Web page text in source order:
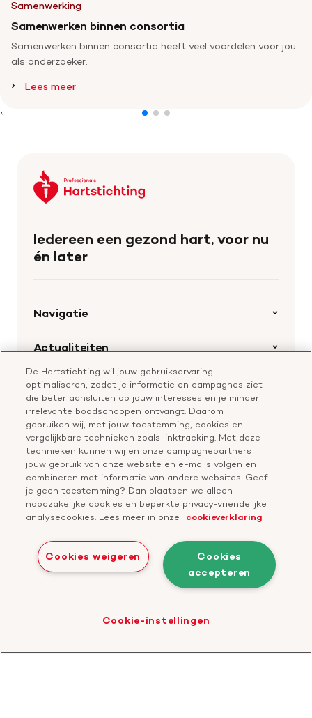
Samenwerking
Samenwerken binnen consortia
Samenwerken binnen consortia heeft veel voordelen voor jou
als onderzoeker.
Lees meer
Keer
terug
homepage
Iedereen een gezond hart, voor nu
én later
Navigatie
Samenwerking en financiering
Onze missie
Actualiteiten
Nieuws
Nieuwsbrief voor professionals
Hartstichting.nl
Publiekswebsite Hartstichting.nl
Over de Hartstichting
Jaarverslag
Contact
Contactgegevens
Doneer Cavaris
Bezoek
onze
LinkedIn
Privacyverklaring
Bezoek
De Hartstichting wil jouw gebruikservaring
optimaliseren, zodat je informatie en campagnes ziet
die beter aansluiten op jouw interesses en je minder
irrelevante boodschappen ontvangt. Daarom
gebruiken wij, met jouw toestemming, cookies en
vergelijkbare technieken zoals linktracking. Met deze
technieken kunnen wij en onze campagnepartners
jouw gebruik van onze website en e-mails volgen en
combineren met informatie van andere websites. Geef
je geen toestemming? Dan plaatsen we alleen
noodzakelijke cookies en beperkte privacy-vriendelijke
analysecookies. Lees meer in onze
cookieverklaring
Cookies
accepteren
Cookies weigeren
Cookie-instellingen